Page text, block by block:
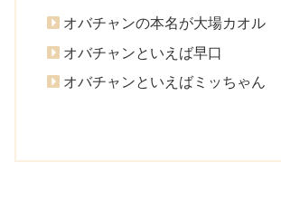
オバチャンの本名が大場カオル
オバチャンといえば早口
オバチャンといえばミッちゃん